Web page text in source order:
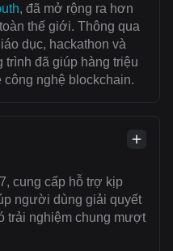
, đã mở rộng ra hơn
thế giới. Thông qua
dục, hackathon và
đã giúp hàng triệu
nghệ blockchain.
cung cấp hỗ trợ kịp
người dùng giải quyết
trải nghiệm chung mượt